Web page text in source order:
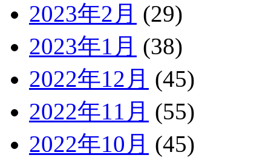
2023年2月 (29)
2023年1月 (38)
2022年12月 (45)
2022年11月 (55)
2022年10月 (45)